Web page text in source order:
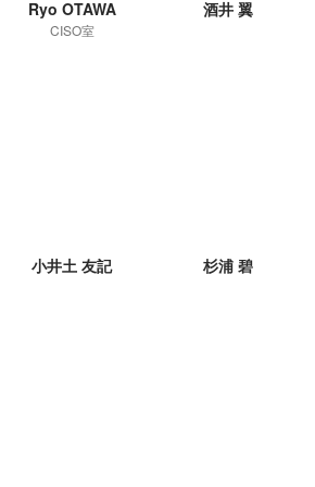
Ryo OTAWA
CISO室
酒井 翼
小井土 友記 杉浦 碧